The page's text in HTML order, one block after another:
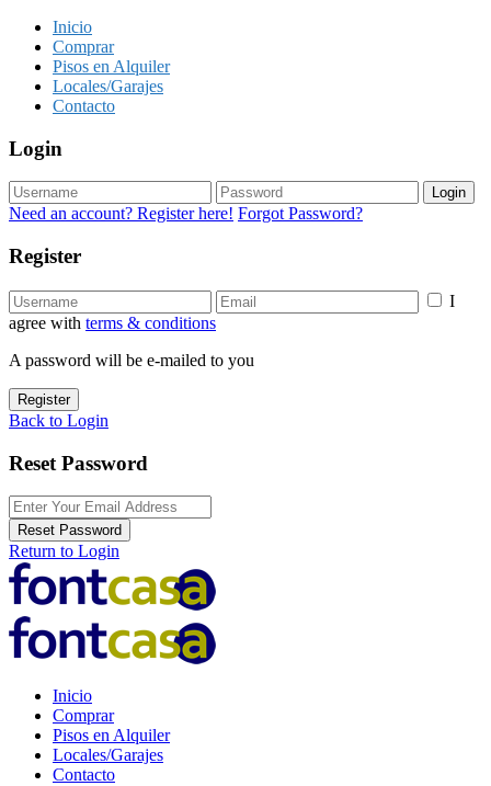
Inicio
Comprar
Pisos en Alquiler
Locales/Garajes
Contacto
Login
Login
Need an account? Register here! Forgot Password?
Register
I
agree with terms & conditions
A password will be e-mailed to you
Register
Back to Login
Reset Password
Reset Password
Return to Login
Inicio
Comprar
Pisos en Alquiler
Locales/Garajes
Contacto